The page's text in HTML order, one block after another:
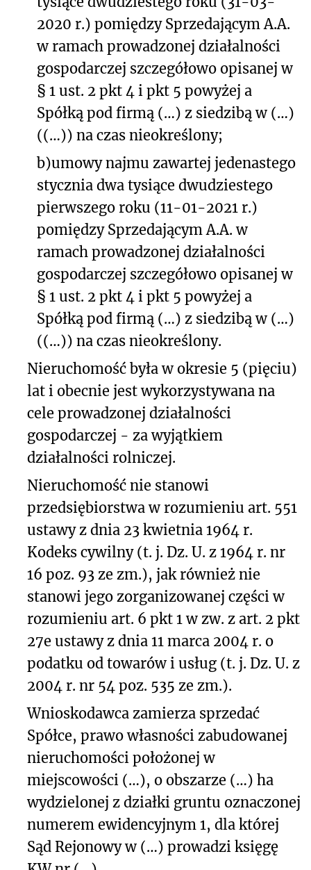
2020 r.) pomiędzy Sprzedającym A.A.
w ramach prowadzonej działalności
gospodarczej szczegółowo opisanej w
§ 1 ust. 2 pkt 4 i pkt 5 powyżej a
Spółką pod firmą (…) z siedzibą w (…)
((…)) na czas nieokreślony;
b)umowy najmu zawartej jedenastego
stycznia dwa tysiące dwudziestego
pierwszego roku (11-01-2021 r.)
pomiędzy Sprzedającym A.A. w
ramach prowadzonej działalności
gospodarczej szczegółowo opisanej w
§ 1 ust. 2 pkt 4 i pkt 5 powyżej a
Spółką pod firmą (…) z siedzibą w (…)
((…)) na czas nieokreślony.
Nieruchomość była w okresie 5 (pięciu)
lat i obecnie jest wykorzystywana na
cele prowadzonej działalności
gospodarczej - za wyjątkiem
działalności rolniczej.
Nieruchomość nie stanowi
przedsiębiorstwa w rozumieniu art. 551
ustawy z dnia 23 kwietnia 1964 r.
Kodeks cywilny (t. j. Dz. U. z 1964 r. nr
16 poz. 93 ze zm.), jak również nie
stanowi jego zorganizowanej części w
rozumieniu art. 6 pkt 1 w zw. z art. 2 pkt
27e ustawy z dnia 11 marca 2004 r. o
podatku od towarów i usług (t. j. Dz. U. z
2004 r. nr 54 poz. 535 ze zm.).
Wnioskodawca zamierza sprzedać
Spółce, prawo własności zabudowanej
nieruchomości położonej w
miejscowości (…), o obszarze (…) ha
wydzielonej z działki gruntu oznaczonej
numerem ewidencyjnym 1, dla której
Sąd Rejonowy w (…) prowadzi księgę